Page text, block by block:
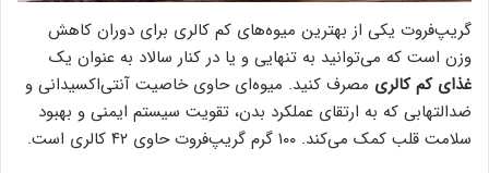
گریپ‌فروت یکی از بهترین میوه‌های کم کالری برای دوران کاهش
وزن است که می‌توانید به تنهایی و یا در کنار سالاد به عنوان یک
غذای کم کالری مصرف کنید. میوه‌ای حاوی خاصیت آنتی‌اکسیدانی و
ضدالتهابی که به ارتقای عملکرد بدن، تقویت سیستم ایمنی و بهبود
سلامت قلب کمک می‌کند. ۱۰۰ گرم گریپ‌فروت حاوی ۴۲ کالری است.